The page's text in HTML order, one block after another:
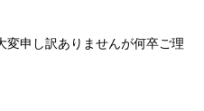
変申し訳ありませんが何卒ご理